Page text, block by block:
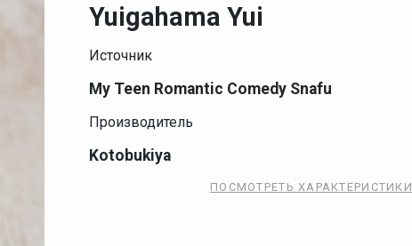
Yuigahama Yui
Источник
My Teen Romantic Comedy Snafu
Производитель
Kotobukiya
ПОСМОТРЕТЬ ХАРАКТЕРИСТИКИ